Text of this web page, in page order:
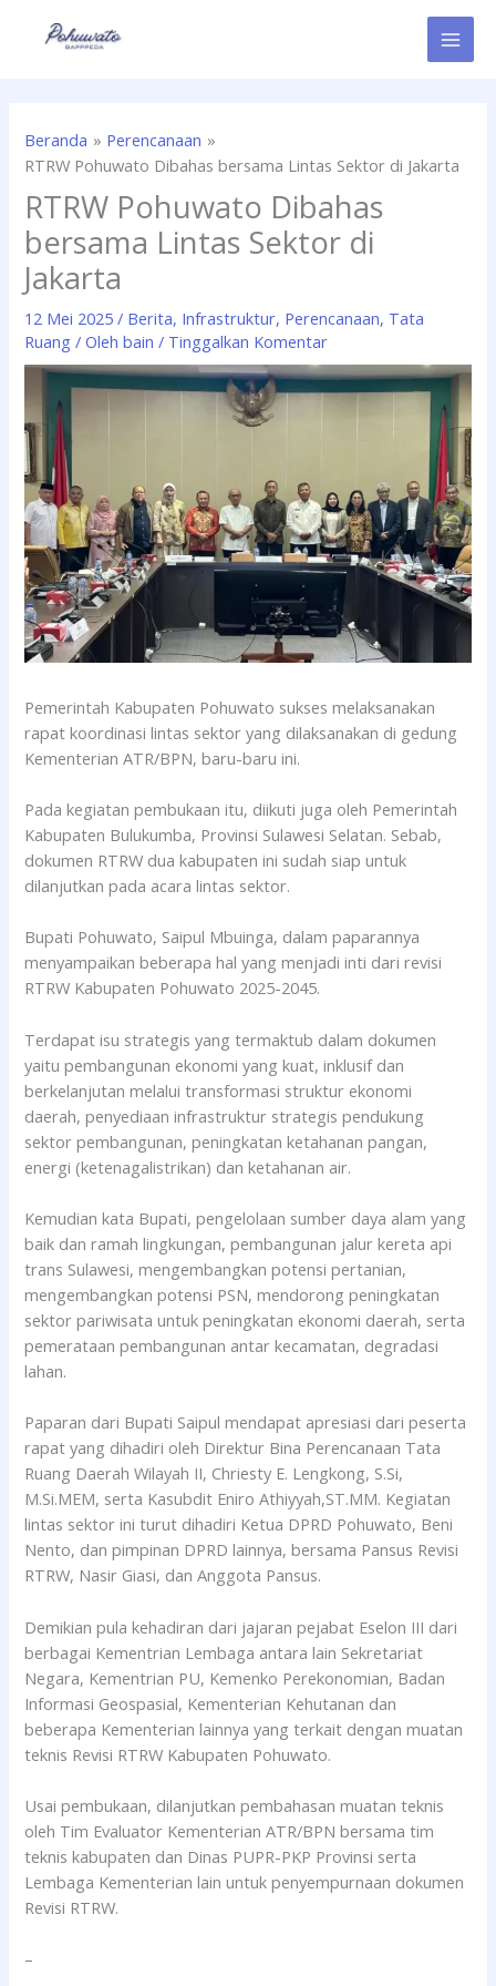
Beranda
Perencanaan
RTRW Pohuwato Dibahas bersama Lintas Sektor di Jakarta
RTRW Pohuwato Dibahas
bersama Lintas Sektor di
Jakarta
12 Mei 2025/ Berita, Infrastruktur, Perencanaan, Tata
Ruang / Olehbain/ Tinggalkan Komentar
Pemerintah Kabupaten Pohuwato sukses melaksanakan
rapat koordinasi lintas sektor yang dilaksanakan di gedung
Kementerian ATR/BPN, baru-baru ini.
Pada kegiatan pembukaan itu, diikuti juga oleh Pemerintah
Kabupaten Bulukumba, Provinsi Sulawesi Selatan. Sebab,
dokumen RTRW dua kabupaten ini sudah siap untuk
dilanjutkan pada acara lintas sektor.
Bupati Pohuwato, Saipul Mbuinga, dalam paparannya
menyampaikan beberapa hal yang menjadi inti dari revisi
RTRW Kabupaten Pohuwato 2025-2045.
Terdapat isu strategis yang termaktub dalam dokumen
yaitu pembangunan ekonomi yang kuat, inklusif dan
berkelanjutan melalui transformasi struktur ekonomi
daerah, penyediaan infrastruktur strategis pendukung
sektor pembangunan, peningkatan ketahanan pangan,
energi (ketenagalistrikan) dan ketahanan air.
Kemudian kata Bupati, pengelolaan sumber daya alam yang
baik dan ramah lingkungan, pembangunan jalur kereta api
trans Sulawesi, mengembangkan potensi pertanian,
mengembangkan potensi PSN, mendorong peningkatan
sektor pariwisata untuk peningkatan ekonomi daerah, serta
pemerataan pembangunan antar kecamatan, degradasi
lahan.
Paparan dari Bupati Saipul mendapat apresiasi dari peserta
rapat yang dihadiri oleh Direktur Bina Perencanaan Tata
Ruang Daerah Wilayah II, Chriesty E. Lengkong, S.Si,
M.Si.MEM, serta Kasubdit Eniro Athiyyah,ST.MM. Kegiatan
lintas sektor ini turut dihadiri Ketua DPRD Pohuwato, Beni
Nento, dan pimpinan DPRD lainnya, bersama Pansus Revisi
RTRW, Nasir Giasi, dan Anggota Pansus.
Demikian pula kehadiran dari jajaran pejabat Eselon III dari
berbagai Kementrian Lembaga antara lain Sekretariat
Negara, Kementrian PU, Kemenko Perekonomian, Badan
Informasi Geospasial, Kementerian Kehutanan dan
beberapa Kementerian lainnya yang terkait dengan muatan
teknis Revisi RTRW Kabupaten Pohuwato.
Usai pembukaan, dilanjutkan pembahasan muatan teknis
oleh Tim Evaluator Kementerian ATR/BPN bersama tim
teknis kabupaten dan Dinas PUPR-PKP Provinsi serta
Lembaga Kementerian lain untuk penyempurnaan dokumen
Revisi RTRW.
–